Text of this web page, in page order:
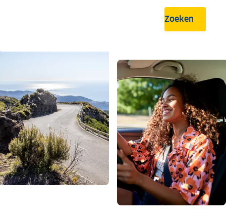
Zoeken